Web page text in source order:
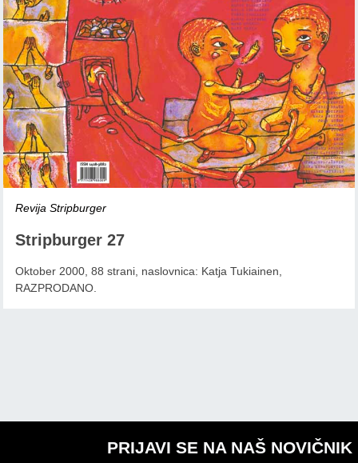
Revija Stripburger
Stripburger 27
Oktober 2000, 88 strani, naslovnica: Katja Tukiainen,
RAZPRODANO.
PRIJAVI SE NA NAŠ NOVIČNIK